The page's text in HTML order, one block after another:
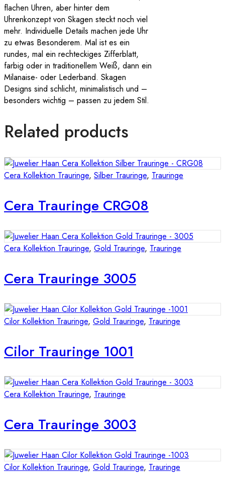
flachen Uhren, aber hinter dem
Uhrenkonzept von Skagen steckt noch viel
mehr. Individuelle Details machen jede Uhr
zu etwas Besonderem. Mal ist es ein
rundes, mal ein rechteckiges Zifferblatt,
farbig oder in traditionellem Weiß, dann ein
Milanaise- oder Lederband. Skagen
Designs sind schlicht, minimalistisch und –
besonders wichtig – passen zu jedem Stil.
Related products
Cera Kollektion Trauringe, Silber Trauringe, Trauringe
Cera Trauringe CRG08
Cera Kollektion Trauringe, Gold Trauringe, Trauringe
Cera Trauringe 3005
Cilor Kollektion Trauringe, Gold Trauringe, Trauringe
Cilor Trauringe 1001
Cera Kollektion Trauringe, Trauringe
Cera Trauringe 3003
Cilor Kollektion Trauringe, Gold Trauringe, Trauringe